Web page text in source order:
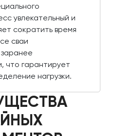
увлекательный и
сократить время
сваи
что гарантирует
нагрузки.